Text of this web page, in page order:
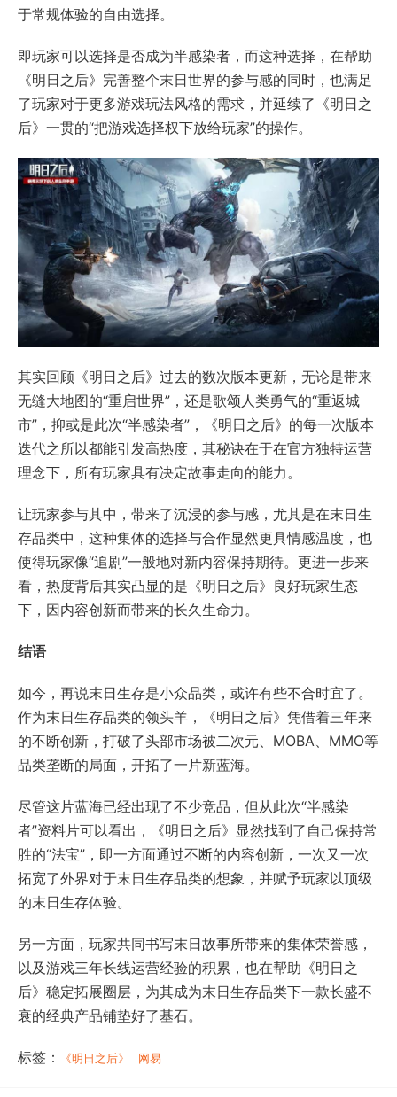
于常规体验的自由选择。
即玩家可以选择是否成为半感染者，而这种选择，在帮助
《明日之后》完善整个末日世界的参与感的同时，也满足
了玩家对于更多游戏玩法风格的需求，并延续了《明日之
后》一贯的“把游戏选择权下放给玩家”的操作。
其实回顾《明日之后》过去的数次版本更新，无论是带来
无缝大地图的“重启世界”，还是歌颂人类勇气的“重返城
市”，抑或是此次“半感染者”，《明日之后》的每一次版本
迭代之所以都能引发高热度，其秘诀在于在官方独特运营
理念下，所有玩家具有决定故事走向的能力。
让玩家参与其中，带来了沉浸的参与感，尤其是在末日生
存品类中，这种集体的选择与合作显然更具情感温度，也
使得玩家像“追剧”一般地对新内容保持期待。更进一步来
看，热度背后其实凸显的是《明日之后》良好玩家生态
下，因内容创新而带来的长久生命力。
结语
如今，再说末日生存是小众品类，或许有些不合时宜了。
作为末日生存品类的领头羊，《明日之后》凭借着三年来
的不断创新，打破了头部市场被二次元、MOBA、MMO等
品类垄断的局面，开拓了一片新蓝海。
尽管这片蓝海已经出现了不少竞品，但从此次“半感染
者”资料片可以看出，《明日之后》显然找到了自己保持常
胜的“法宝”，即一方面通过不断的内容创新，一次又一次
拓宽了外界对于末日生存品类的想象，并赋予玩家以顶级
的末日生存体验。
另一方面，玩家共同书写末日故事所带来的集体荣誉感，
以及游戏三年长线运营经验的积累，也在帮助《明日之
后》稳定拓展圈层，为其成为末日生存品类下一款长盛不
衰的经典产品铺垫好了基石。
标签： 《明日之后》 网易